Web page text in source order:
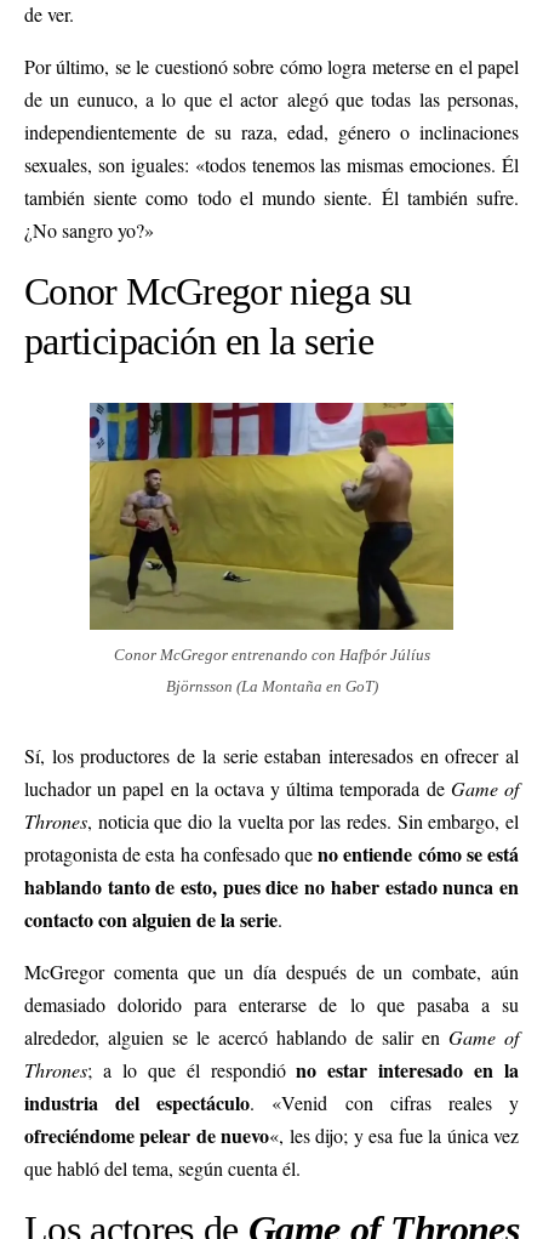
de ver.
Por último, se le cuestionó sobre cómo logra meterse en el papel
de un eunuco, a lo que el actor alegó que todas las personas,
independientemente de su raza, edad, género o inclinaciones
sexuales, son iguales: «todos tenemos las mismas emociones. Él
también siente como todo el mundo siente. Él también sufre.
¿No sangro yo?»
Conor McGregor niega su
participación en la serie
Conor McGregor entrenando con Hafþór Júlíus
Björnsson (La Montaña en GoT)
Sí, los productores de la serie estaban interesados en ofrecer al
luchador un papel en la octava y última temporada de Game of
Thrones, noticia que dio la vuelta por las redes. Sin embargo, el
protagonista de esta ha confesado queno entiende cómo se está
hablando tanto de esto, pues dice no haber estado nunca en
contacto con alguien de la serie.
McGregor comenta que un día después de un combate, aún
demasiado dolorido para enterarse de lo que pasaba a su
alrededor, alguien se le acercó hablando de salir en Game of
Thrones; a lo que él respondióno estar interesado en la
industria del espectáculo. «Venid con cifras reales y
ofreciéndome pelear de nuevo«, les dijo; y esa fue la única vez
que habló del tema, según cuenta él.
Los actores de Game of Thrones